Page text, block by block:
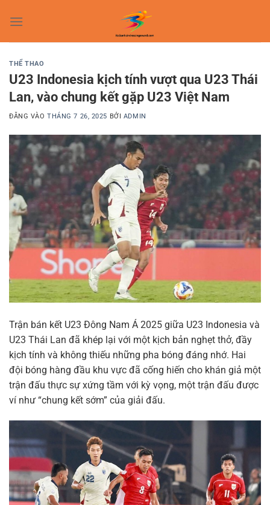
qua
THỂ THAO
U23 Indonesia kịch tính vượt qua U23 Thái
Lan, vào chung kết gặp U23 Việt Nam
ĐĂNG VÀOTHÁNG 7 26, 2025 BỞI ADMIN
Trận bán kết U23 Đông Nam Á 2025 giữa U23 Indonesia và
U23 Thái Lan đã khép lại với một kịch bản nghẹt thở, đầy
kịch tính và không thiếu những pha bóng đáng nhớ. Hai
đội bóng hàng đầu khu vực đã cống hiến cho khán giả một
trận đấu thực sự xứng tầm với kỳ vọng, một trận đấu được
ví như “chung kết sớm” của giải đấu.